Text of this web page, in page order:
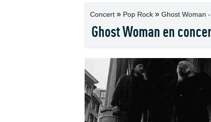
Concert » Pop Rock » Ghost Woman
Ghost Woman en